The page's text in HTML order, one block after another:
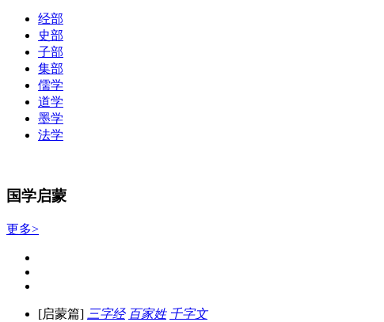
经部
史部
子部
集部
儒学
道学
墨学
法学
国学启蒙
更多>
[启蒙篇] 三字经 百家姓 千字文